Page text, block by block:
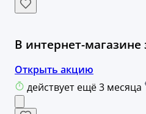
В интернет-
Открыть акцию
действует ещё 3 месяца